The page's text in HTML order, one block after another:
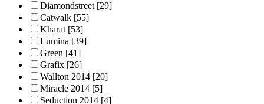
Diamondstreet [29]
Catwalk [55]
Kharat [53]
Lumina [39]
Green [41]
Grafix [26]
Wallton 2014 [20]
Miracle 2014 [5]
Seduction 2014 [4]